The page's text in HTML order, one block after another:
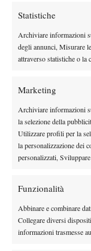
Statistiche
Archiviare informazioni
degli annunci, Misurare
attraverso statistiche o
Marketing
Archiviare informazioni
la selezione della
Utilizzare profili per la
la personalizzazione dei
personalizzati,
Funzionalità
Abbinare e combinare
Collegare diversi
informazioni trasmesse
Sky Sport
Sky Sport
Sky Sport